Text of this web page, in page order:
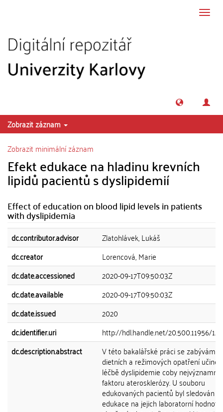
Zobrazit záznam
Zobrazit minimální záznam
Efekt edukace na hladinu krevních
lipidů pacientů s dyslipidemií
Effect of education on blood lipid levels in patients
with dyslipidemia
dc.contributor.advisor
Zlatohlávek, Lukáš
dc.creator
Lorencová, Marie
dc.date.accessioned
2020-09-17T09:50:03Z
dc.date.available
2020-09-17T09:50:03Z
dc.date.issued
2020
dc.identifier.uri
http://hdl.handle.net/20.500.11956/
dc.description.abstract
V této bakalářské práci se zabývám
dietních a režimových opatření
léčbě dyslipidemie coby
faktoru aterosklerózy. U souboru
edukovaných pacientů byl sledován
edukace na jejich laboratorní